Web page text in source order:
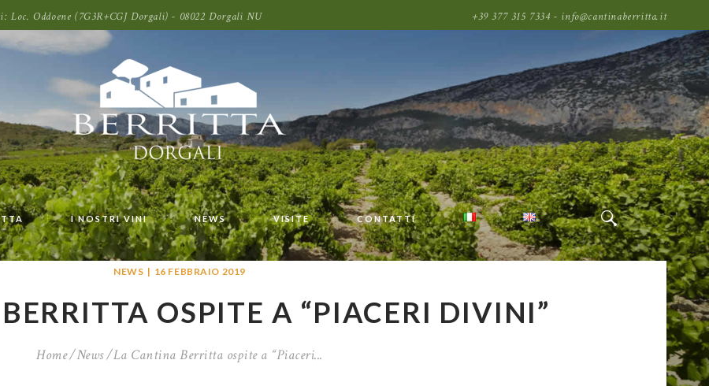
Oddoene (7G3R+CGJ Dorgali) - 08022 Dorgali NU +39 377 315 7334 - info@cantinaberritta.it
I NOSTRI VINI NEWS VISITE CONTATTI
NEWS 16 FEBBRAIO 2019
OSPITE A “PIACERI DIVINI”
Home News La Cantina Berritta ospite a “Piaceri...